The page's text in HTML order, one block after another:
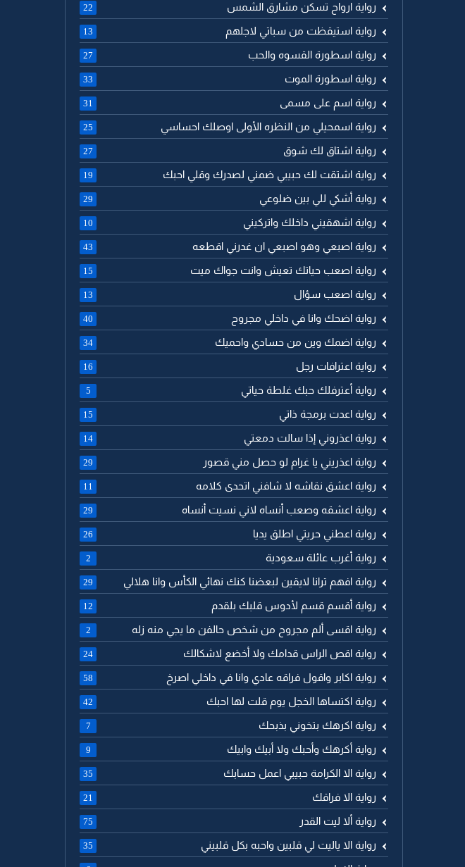
رواية ارواح تسكن مشارق الشمس 22
رواية استيقظت من سباتي لاجلهم 13
رواية اسطورة القسوه والحب 27
رواية اسطورة الموت 33
رواية اسم على مسمى 31
رواية اسمحيلي من النظره الأولى اوصلك احساسي 25
رواية اشتاق لك شوق 27
رواية اشتقت لك حبيبي ضمني لصدرك وقلي احبك 19
رواية أشكي للي بين ضلوعي 29
رواية اشهقيني داخلك واتركيني 10
رواية اصبعي وهو اصبعي ان غدرني اقطعه 43
رواية اصعب حياتك تعيش وانت جواك ميت 15
رواية اصعب سؤال 13
رواية اضحك وانا في داخلي مجروح 40
رواية اضمك وين من حسادي واحميك 34
رواية اعترافات رجل 16
رواية أعترفلك حبك غلطة حياتي 5
رواية اعدت برمجة ذاتي 15
رواية اعذروني إذا سالت دمعتي 14
رواية اعذريني يا غرام لو حصل مني قصور 29
رواية اعشق نقاشه لا شافني اتحدى كلامه 11
رواية اعشقه وصعب أنساه لاني نسيت أنساه 29
رواية اعطني حريتي اطلق يديا 26
رواية أغرب عائلة سعودية 2
رواية افهم ترانا لايقين لبعضنا كنك نهائي الكأس وانا هلالي 29
رواية أقسم قسم لأدوس قلبك بلقدم 12
رواية اقسى ألم مجروح من شخص حالفن ما يجي منه زله 2
رواية اقص الراس قدامك ولا أخضع لاشكالك 24
رواية اكابر واقول فراقه عادي وانا في داخلي اصرخ 58
رواية اكتساها الخجل يوم قلت لها احبك 42
رواية اكرهك بتخوني بذبحك 7
رواية أكرهك وأحبك ولا أبيك وابيك 9
رواية الا الكرامة حبيبي اعمل حسابك 35
رواية الا فراقك 21
رواية ألا ليت القدر 75
رواية الا ياليت لي قلبين واحبه بكل قلبيني 35